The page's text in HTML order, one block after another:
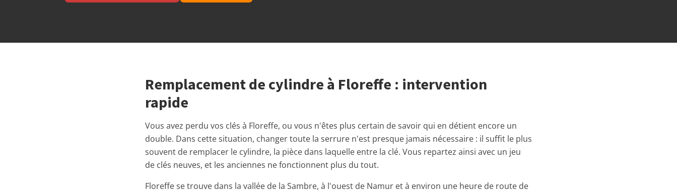
Remplacement de cylindre à Floreffe : intervention
rapide
Vous avez perdu vos clés à Floreffe, ou vous n'êtes plus certain de savoir qui en détient encore un
double. Dans cette situation, changer toute la serrure n'est presque jamais nécessaire : il suffit le plus
souvent de remplacer le cylindre, la pièce dans laquelle entre la clé. Vous repartez ainsi avec un jeu
de clés neuves, et les anciennes ne fonctionnent plus du tout.
Floreffe se trouve dans la vallée de la Sambre, à l'ouest de Namur et à environ une heure de route de